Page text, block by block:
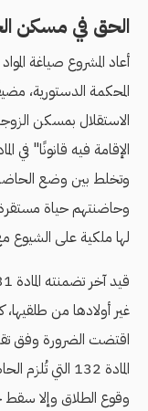
الحق في مسكن
أعاد المشروع صياغة
المحكمة الدستورية،
الاستقلال بمسكن
وتخلط بين وضع
وحاضنتهم حياة مستقرة
لها ملكية على الشيوع
غير أولادها من طلقيها،
اقتضت الضرورة وفق
المادة 132
وقوع الطلاق وإلا